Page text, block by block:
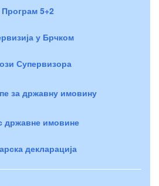
Програм 5+2
у Брчком
Супервизора
за државну имовину
државне имовине
декларација